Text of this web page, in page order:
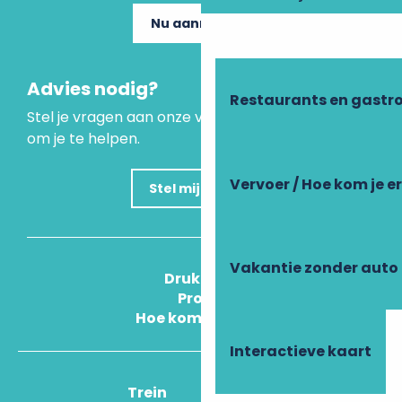
Restaurants en
Vervoer / Hoe kom je
Vakantie zonder auto
Interactieve kaart
Nu aanmelden
Advies nodig?
Stel je vragen aan onze virtuele assistent, die er is
om je te helpen.
Stel mijn vraag
Druk Op
Pros
Hoe kom ik daar?
Trein Vliegtuig